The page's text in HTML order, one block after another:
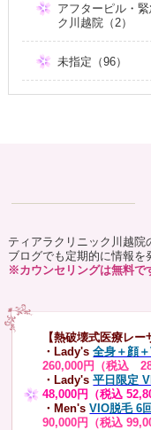
アフターピル・
ク川越院（2）
未指定（96）
ティアラクリニック川越院
ブログでも定期的に情報を
※カウンセリングは無料で
【熱破壊式医療レー
・Lady's 全身＋顔
260,000円（税込
・Lady's平日限定
48,000円（税込
・Men's VIO脱毛 6回
90,000円（税込